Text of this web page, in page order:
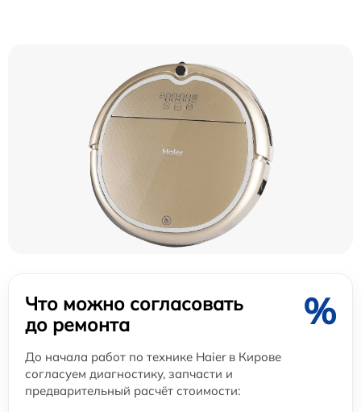
Что можно согласовать
до ремонта
%
До начала работ по технике Haier в Кирове
согласуем диагностику, запчасти и
предварительный расчёт стоимости: